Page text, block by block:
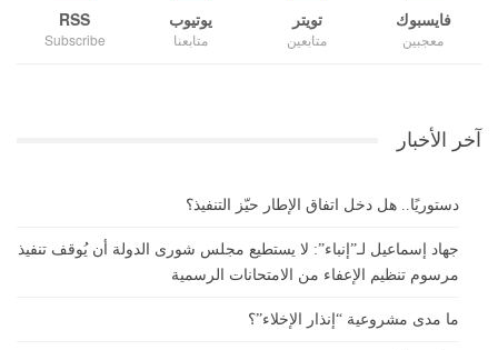
فايسبوك
معجبين
تويتر
متابعين
يوتيوب
متابعنا
RSS
Subscribe
آخر الأخبار
دستوريًا.. هل دخل اتفاق الإطار حيّز التنفيذ؟
جهاد إسماعيل لـ”إنباء”: لا يستطيع مجلس شورى الدولة أن يُوقف تنفيذ
مرسوم تنظيم الإعفاء من الامتحانات الرسمية
ما مدى مشروعية “إنذار الإخلاء”؟